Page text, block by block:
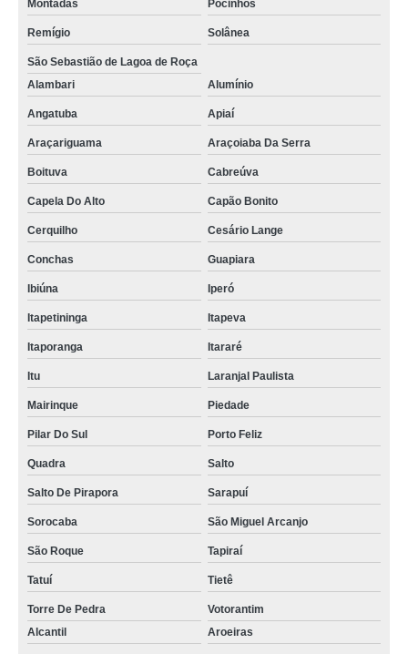
Montadas Pocinhos
Remígio Solânea
São Sebastião de Lagoa de Roça
Alambari
Alumínio
Angatuba Apiaí
Araçariguama Araçoiaba Da Serra
Boituva Cabreúva
Capela Do Alto Capão Bonito
Cerquilho Cesário Lange
Conchas Guapiara
Ibiúna Iperó
Itapetininga Itapeva
Itaporanga Itararé
Itu Laranjal Paulista
Mairinque Piedade
Pilar Do Sul Porto Feliz
Quadra Salto
Salto De Pirapora Sarapuí
Sorocaba São Miguel Arcanjo
São Roque Tapiraí
Tatuí Tietê
Torre De Pedra
Votorantim
Alcantil
Aroeiras